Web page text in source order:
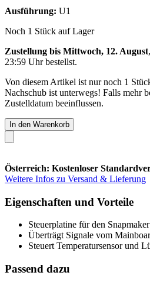
Ausführung: U1
Noch 1 Stück auf Lager
Zustellung bis Mittwoch, 12. August
23:59 Uhrbestellst.
Von diesem Artikel ist nur noch 1
Nachschub ist unterwegs! Falls mehr
Zustelldatum beeinflussen.
In den Warenkorb
Österreich: Kostenloser
Weitere Infos zu Versand & Lieferung
Eigenschaften und Vorteile
Steuerplatine für den
Überträgt Signale vom
Steuert Temperatursensor und
Passend dazu